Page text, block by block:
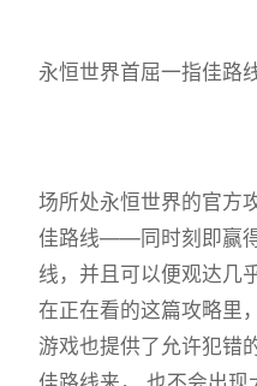
永恒世界首屈一指佳路线
场所处永恒世界的官方
佳路线——同时刻即赢
线，并且可以便观达几
在正在看的这篇攻略里
游戏也提供了允许犯错